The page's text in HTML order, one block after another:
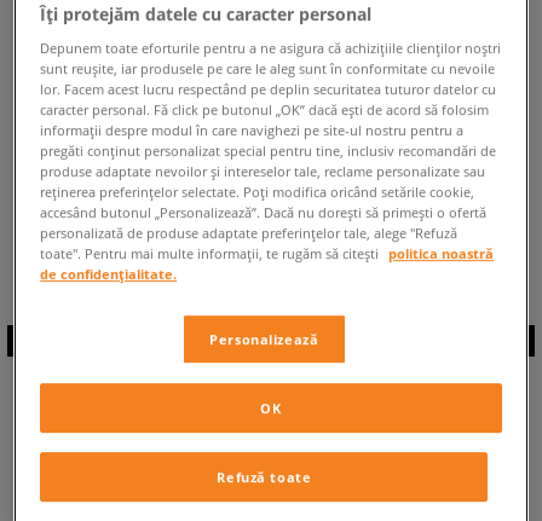
puține filtre.
ÎNAPOI LA MAGAZIN
◾️ Sunt0produse din categoria
Nike Dunk Retro◾️
ABONEAZĂ-TE LA
NEWSLETTER
Îți protejăm datele cu caracter personal
Depunem toate eforturile pentru a ne asigura că achizițiile clienților noștri
sunt reușite, iar produsele pe care le aleg sunt în conformitate cu nevoile
lor. Facem acest lucru respectând pe deplin securitatea tuturor datelor cu
caracter personal. Fă click pe butonul „OK” dacă ești de acord să folosim
informații despre modul în care navighezi pe site-ul nostru pentru a
pregăti conținut personalizat special pentru tine, inclusiv recomandări de
produse adaptate nevoilor și intereselor tale, reclame personalizate sau
reținerea preferințelor selectate. Poți modifica oricând setările cookie,
accesând butonul „Personalizează”. Dacă nu dorești să primești o ofertă
personalizată de produse adaptate preferințelor tale, alege "Refuză
toate". Pentru mai multe informații, te rugăm să citești
politica noastră
de confidențialitate.
Personalizează
Refuză toate
OK